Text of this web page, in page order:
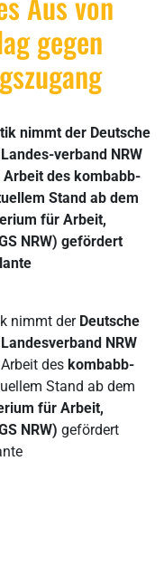
gegen
nimmt der Deutsche
verband NRW
Arbeit des kombabb-
Stand ab dem
für Arbeit,
NRW) gefördert
nimmt der Deutsche
NRW
des kombabb-
Stand ab dem
für Arbeit,
NRW) gefördert